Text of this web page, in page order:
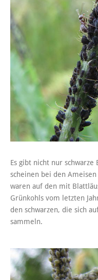
Es gibt nicht nur
scheinen bei den
waren auf den mit
Grünkohls vom letzten
den schwarzen, die sich
sammeln.